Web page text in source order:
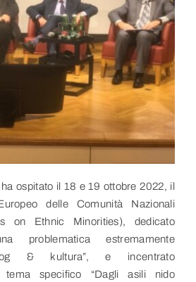
ospitato il 18 e 19 ottobre 2022, il
delle Comunità Nazionali
on Ethnic Minorities), dedicato
problematica estremamente
& kultura”, e incentrato
tema specifico “Dagli asili nido